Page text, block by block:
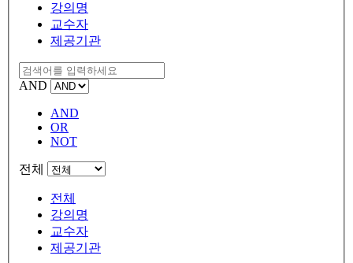
강의명
교수자
제공기관
AND
AND
OR
NOT
전체
전체
강의명
교수자
제공기관